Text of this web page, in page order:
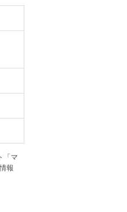
）
）
「マ
報